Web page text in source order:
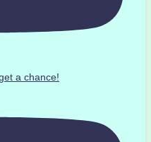
a chance!